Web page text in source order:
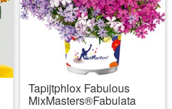
Tapijtphlox Fabulous
MixMasters®Fabulata